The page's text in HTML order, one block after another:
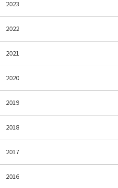
2023
2022
2021
2020
2019
2018
2017
2016